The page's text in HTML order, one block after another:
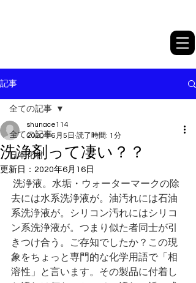
記事
全ての記事
日本化材
全ての記事
洗浄剤って凄い？？
shunace114
2020年6月5日 読了時間: 1分
更新日： 2020年6月16日
洗浄液。水垢・ウォーターマークの除
去には水系洗浄液が。油汚れには石油
系洗浄液が。シリコン汚れにはシリコ
ン系洗浄液が。つまり似た者同士が引
きつけ合う。ご存知でしたか？この現
象をちょっと専門的な化学用語で「相
溶性」と言います。その製品に付着し